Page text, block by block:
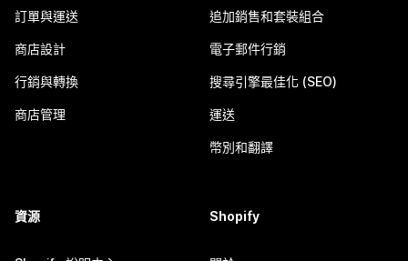
訂單與運送
商店設計
行銷與轉換
商店管理
追加銷售和套裝組合
電子郵件行銷
搜尋引擎最佳化 (SEO)
運送
幣別和翻譯
資源 Shopify